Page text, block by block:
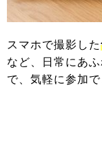
スマホで撮影した
など、日常にあ
で、気軽に参加で